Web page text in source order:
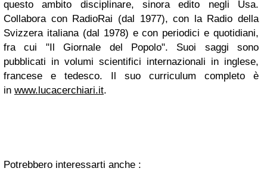
questo ambito disciplinare, sinora edito negli Usa.
Collabora con RadioRai (dal 1977), con la Radio della
Svizzera italiana (dal 1978) e con periodici e quoti­diani,
fra cui "Il Giornale del Popolo". Suoi saggi sono
pubblicati in volumi scientifici internazionali in inglese,
francese e tedesco. Il suo curriculum completo è
in www.lucacerchiari.it.
Potrebbero interessarti anche :